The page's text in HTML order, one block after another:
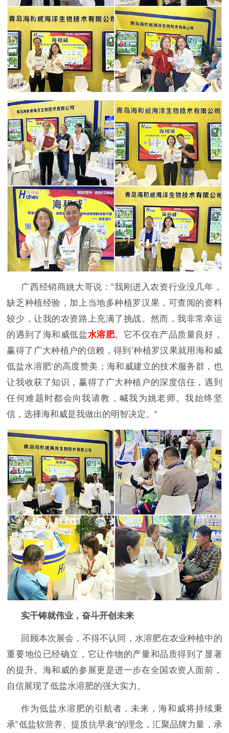
广西经销商姚大哥说：”我刚进入农资行业没几年，
缺乏种植经验，加上当地多种植罗汉果，可查阅的资料
较少，让我的农资路上充满了挑战。然而，我非常幸运
的遇到了海和威低盐水溶肥。它不仅在产品质量良好，
赢得了广大种植户的信赖，得到 ’种植罗汉果就用海和威
低盐水溶肥’的高度赞美；海和威建立的技术服务群，也
让我收获了知识，赢得了广大种植户的深度信任，遇到
任何难题时都会向我请教，喊我为姚老师。我始终坚
信，选择海和威是我做出的明智决定。“
实干铸就伟业，奋斗开创未来
回顾本次展会，不得不认同，水溶肥在农业种植中的
重要地位已经确立，它让作物的产量和品质得到了显著
的提升。海和威的参展更是进一步在全国农资人面前，
自信展现了低盐水溶肥的强大实力。
作为低盐水溶肥的引航者，未来，海和威将持续秉
承”低盐软营养、提质抗早衰“的理念，汇聚品牌力量，承